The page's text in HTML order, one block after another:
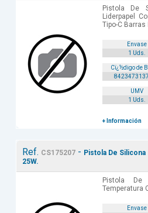
Pistola De
Liderpapel
Tipo-C Barras
Envase
1 Uds.
Cï¿½digo de
UMV
1 Uds.
+ Información
Ref. CS175207 - Pistola De
25W.
Pistola
Temperatura
Envase